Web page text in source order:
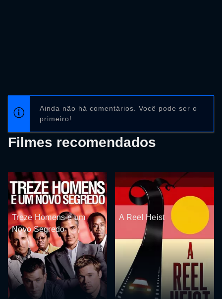
Ainda não há comentários. Você pode ser o
primeiro!
Filmes recomendados
Treze Homens e um
Novo Segredo
A Reel Heist